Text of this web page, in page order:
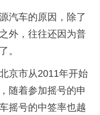
汽车的原因，除了
外，往往还因为普
。
京市从2011年开始
随着参加摇号的申
摇号的中签率也越